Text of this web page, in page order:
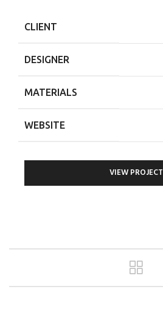
CLIENT
DESIGNER
MATERIALS
WEBSITE
VIEW PROJECT